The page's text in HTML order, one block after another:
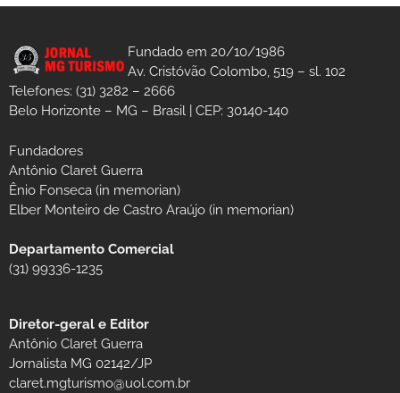
Fundado em 20/10/1986
Av. Cristóvão Colombo, 519 – sl. 102
Telefones: (31) 3282 – 2666
Belo Horizonte – MG – Brasil | CEP: 30140-140
Fundadores
Antônio Claret Guerra
Ênio Fonseca (in memorian)
Elber Monteiro de Castro Araújo (in memorian)
Departamento Comercial
(31) 99336-1235
Diretor-geral e Editor
Antônio Claret Guerra
Jornalista MG 02142/JP
claret.mgturismo@uol.com.br